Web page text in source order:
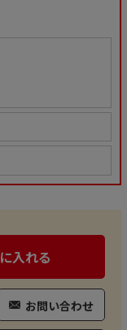
入れる
お問い合わせ